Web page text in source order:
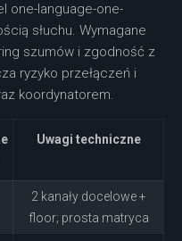
one-language-one-
słuchu. Wymagane
szumów i zgodność z
ryzyko przełączeń i
koordynatorem.
Uwagi techniczne
2 kanały docelowe +
floor; prosta matryca